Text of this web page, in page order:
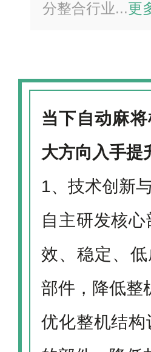
分整合行业...更
当下自动麻
大方向入手提
1、技术创新
自主研发核
效、稳定、
部件，降低整
优化整机结